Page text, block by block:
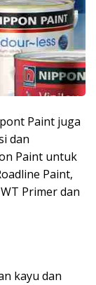
Paint juga
dan
Paint untuk
Paint,
Primer dan
kayu dan